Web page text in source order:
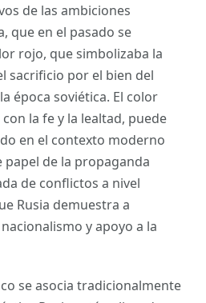
de las ambiciones
que en el pasado se
rojo, que simbolizaba la
sacrificio por el bien del
época soviética. El color
la fe y la lealtad, puede
en el contexto moderno
papel de la propaganda
de conflictos a nivel
Rusia demuestra a
y apoyo a la
se asocia tradicionalmente